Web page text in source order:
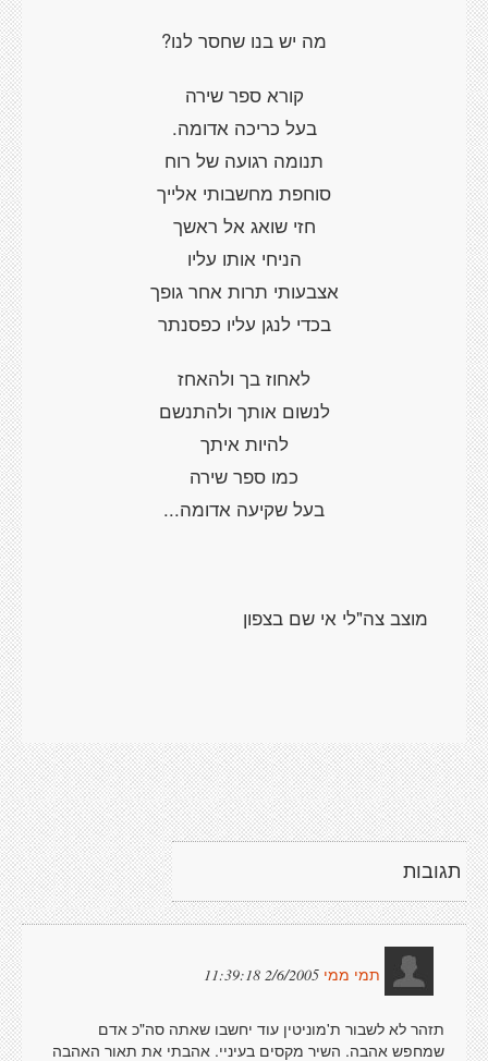
מה יש בנו שחסר לנו?
קורא ספר שירה
בעל כריכה אדומה.
תנומה רגועה של רוח
סוחפת מחשבותי אלייך
חזי שואג אל ראשך
הניחי אותו עליו
אצבעותי תרות אחר גופך
בכדי לנגן עליו כפסנתר
לאחוז בך ולהאחז
לנשום אותך ולהתנשם
להיות איתך
כמו ספר שירה
בעל שקיעה אדומה...
מוצב צה"לי אי שם בצפון
תגובות
תמי ממי 2/6/2005 11:39:18
תזהר לא לשבור ת'מוניטין עוד יחשבו שאתה סה"כ אדם
שמחפש אהבה. השיר מקסים בעיניי. אהבתי את תאור האהבה